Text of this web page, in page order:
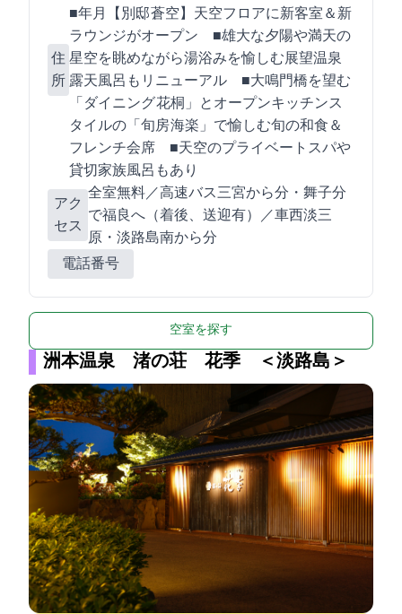
住
所
■2017年4月【別邸 蒼空】天空フロアに新客室＆新
ラウンジがオープン ■雄大な夕陽や満天の
星空を眺めながら湯浴みを愉しむ展望温泉
露天風呂もリニューアル ■大鳴門橋を望む
「ダイニング 花桐」とオープンキッチンス
タイルの「旬房 海楽」で愉しむ旬の和食＆
フレンチ会席 ■天空のプライベートスパや
貸切家族風呂もあり
アク
セス
全室WiFi無料／高速バス:三宮から85分・舞子60分
で福良BTへ（着後、送迎有）／車:西淡三
原・淡路島南ICから20分
電話番号
空室を探す
洲本温泉 渚の荘 花季 ＜淡路島＞